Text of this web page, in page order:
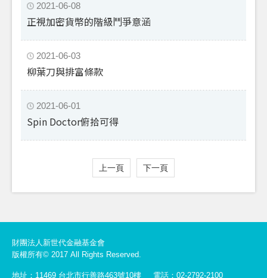
2021-06-08
正視加密貨幣的階級鬥爭意涵
2021-06-03
柳葉刀與排富條款
2021-06-01
Spin Doctor俯拾可得
上一頁 下一頁
財團法人新世代金融基金會
版權所有© 2017 All Rights Reserved.
地址：11469 台北市行善路463號10樓 電話：02-2792-2100